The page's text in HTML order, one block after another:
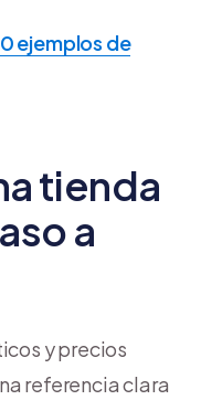
ejemplos de
tienda
a
y precios
referencia clara